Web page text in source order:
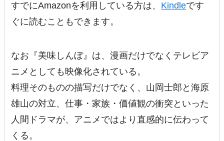
すでにAmazonを利用している方は、 Kindleです
ぐに読むこともできます。
なお『美味しんぼ』は、漫画だけでなくテレビア
ニメとしても映像化されている。
料理そのものの描写だけでなく、山岡士郎と海原
雄山の対立、仕事・家族・価値観の衝突といった
人間ドラマが、アニメではより直感的に伝わって
くる。